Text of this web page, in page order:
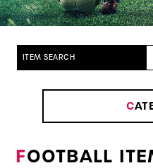
ITEM SEARCH
C
FOOTBALL